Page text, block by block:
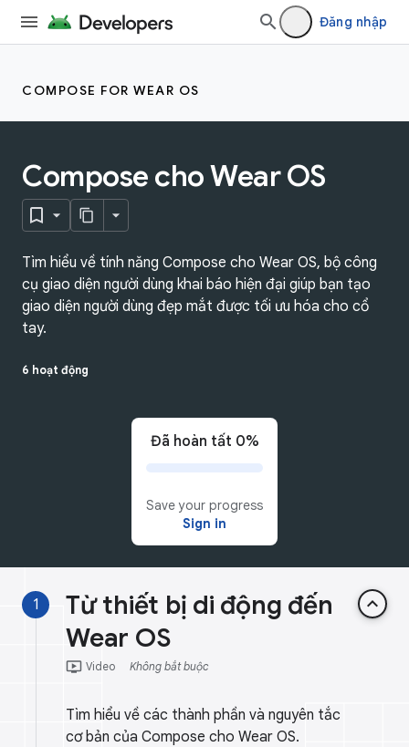
Đăng nhập
COMPOSE FOR WEAR OS
Compose cho Wear OS
Tìm hiểu về tính năng Compose cho Wear OS, bộ công
cụ giao diện người dùng khai báo hiện đại giúp bạn tạo
giao diện người dùng đẹp mắt được tối ưu hóa cho cổ
tay.
6 hoạt động
Đã hoàn tất 0%
Save your progress
Sign in
1
Từ thiết bị di động đến
Wear OS
keyboard_arrow_up
ondemand_video Video Không bắt buộc
Tìm hiểu về các thành phần và nguyên tắc
cơ bản của Compose cho Wear OS.